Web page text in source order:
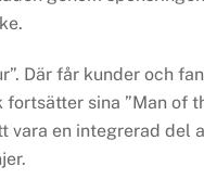
Där får kunder och
sina ”Man of
vara en integrerad del